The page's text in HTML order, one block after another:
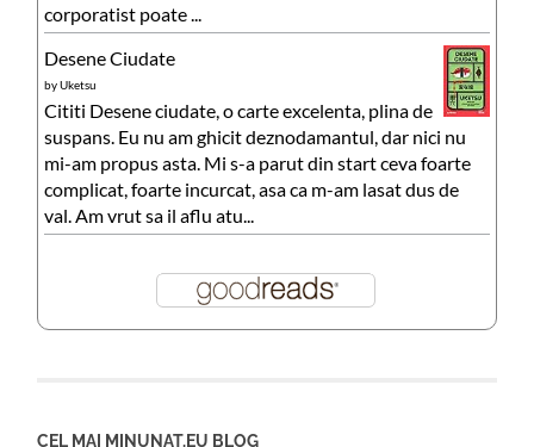
corporatist poate ...
Desene Ciudate
byUketsu
Cititi Desene ciudate, o carte excelenta, plina de
suspans. Eu nu am ghicit deznodamantul, dar nici nu
mi-am propus asta. Mi s-a parut din start ceva foarte
complicat, foarte incurcat, asa ca m-am lasat dus de
val. Am vrut sa il aflu atu...
CEL MAI MINUNAT.EU BLOG